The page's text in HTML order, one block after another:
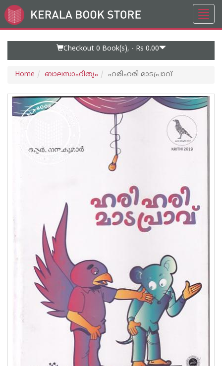
Go
to
Checkout 0 Book(s), - Rs 0.00
Home ബാലസാഹിത്യം ഹരിഹരി മാടപ്രാവ്